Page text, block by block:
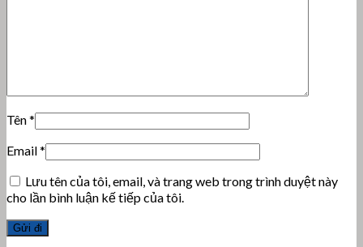
Tên*
Email*
Lưu tên của tôi, email, và trang web trong trình duyệt này
cho lần bình luận kế tiếp của tôi.